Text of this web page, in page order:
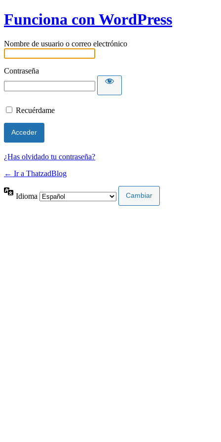
Funciona con WordPress
Nombre de usuario o correo electrónico
Contraseña
Recuérdame
¿Has olvidado tu contraseña?
← Ir a ThatzadBlog
Idioma